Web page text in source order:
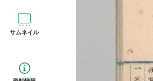
サムネイル